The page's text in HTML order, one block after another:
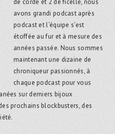
de corde et 2 de ficelle, nous
avons grandi podcast après
podcast et l’équipe s’est
étoffée au fur et à mesure des
années passée. Nous sommes
maintenant une dizaine de
chroniqueur passionnés, à
chaque podcast pour vous
sur derniers bijoux
prochains blockbusters, des